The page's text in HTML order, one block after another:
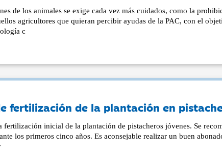
de los animales se exige cada vez más cuidados, como la
agricultores que quieran percibir ayudas de la PAC, con el
c
fertilización de la plantación en
fertilización inicial de la plantación de pistacheros jóvenes. Se
los primeros cinco años. Es aconsejable realizar un buen